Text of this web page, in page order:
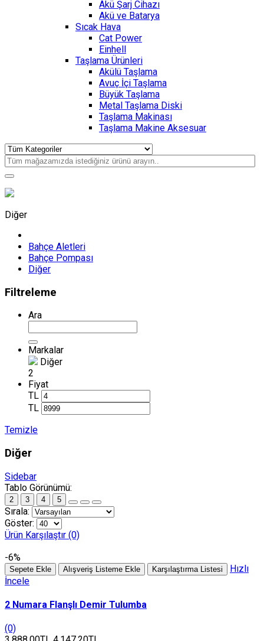
Akü Şarj Cihazı
Akü ve Batarya
Sıcak Hava
Cat Power
Einhell
Taşlama Ürünleri
Akülü Taşlama
Avuç İçi Taşlama
Büyük Taşlama
Metal Taşlama Diski
Taşlama Makinası
Taşlama Makine Aksesuar
Diğer
Bahçe Aletleri
Bahçe Pompası
Diğer
Filtreleme
Ara
Markalar
Diğer
2
Fiyat
TL
TL
Temizle
Diğer
Sidebar
Tablo Görünümü:
2 3 4 5
Sırala:
Göster:
Ürün Karşılaştır (0)
-6%
Sepete Ekle Alışveriş Listeme Ekle Karşılaştırma Listesi
Hızlı
İncele
2 Numara Flanşlı Demir Tulumba
(0)